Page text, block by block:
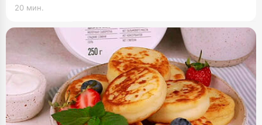
20 мин.